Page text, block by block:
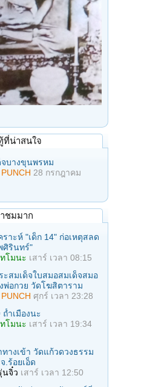
ที่น่าสนใจ
จบางขุนพรหม
28 กรกฎาคม
าชมมาก
ราะห์ "เด็ก 14" ก่อเหตุสลด
ศิรินทร์"
โมนะ เสาร์ เวลา 08:15
ะสมเด็จใบสมอสมเด็จสมอ
พ่อกวย วัดโฆสิตาราม
ศุกร์ เวลา 23:28
ำเมืองนะ
โมนะ เสาร์ เวลา 19:34
างเข้า วัดแก้วดวงธรรม
.ร้อยเอ็ด
นจิ๋ว เสาร์ เวลา 12:50